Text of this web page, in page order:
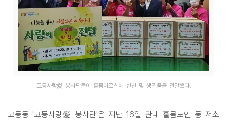
고등사랑愛 봉사단들이 홀몸어르신에 반찬 및 생필품을 전달했다.
고등동 '고등사랑愛 봉사단'은 지난 16일 관내 홀몸노인 등 저소